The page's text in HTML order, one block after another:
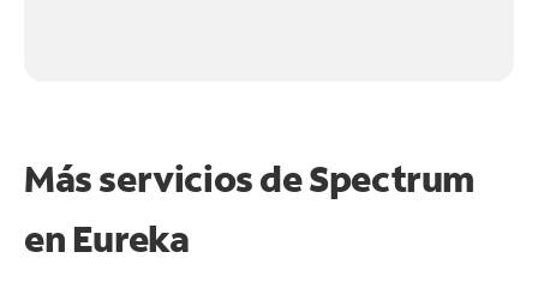
Más servicios de Spectrum
en Eureka